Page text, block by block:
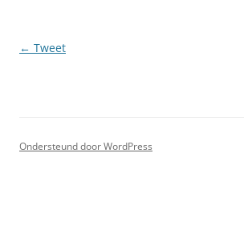
Berichtnavigatie
← Tweet
Ondersteund door WordPress